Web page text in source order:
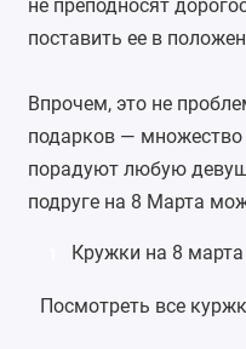
не преподносят
поставить ее в
Впрочем, это не
подарков — множество
порадуют любую
подруге на 8 Марта
Кружки на 8 марта
Посмотреть все